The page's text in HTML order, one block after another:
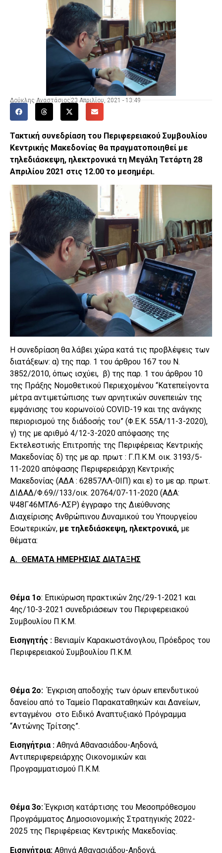
Δούκλης Αναστάσιος 23 Απριλίου, 2021 - 13:49
Τακτική συνεδρίαση του Περιφερειακού Συμβουλίου
Κεντρικής Μακεδονίας θα πραγματοποιηθεί με
τηλεδιάσκεψη, ηλεκτρονικά τη Μεγάλη Τετάρτη 28
Απριλίου 2021 στις 12.00 το μεσημέρι.
Η συνεδρίαση θα λάβει χώρα κατά τις προβλέψεις των
διατάξεων: α) της παρ. 1 του άρθρου 167 του Ν.
3852/2010, όπως ισχύει, β) της παρ. 1 του άρθρου 10
της Πράξης Νομοθετικού Περιεχομένου “Κατεπείγοντα
μέτρα αντιμετώπισης των αρνητικών συνεπειών της
εμφάνισης του κορωνοϊού COVID-19 και της ανάγκης
περιορισμού της διάδοσής του” (Φ.Ε.Κ. 55Α/11-3-2020),
γ) της με αριθμό 4/12-3-2020 απόφασης της
Εκτελεστικής Επιτροπής της Περιφέρειας Κεντρικής
Μακεδονίας δ) της με αρ. πρωτ : Γ.Π.Κ.Μ. οικ. 3193/5-
11-2020 απόφασης Περιφερειάρχη Κεντρικής
Μακεδονίας (ΑΔΑ : 62857ΛΛ-0ΙΠ) και ε) το με αρ. πρωτ.
ΔΙΔΑΔ/Φ.69//133/οικ. 20764/07-11-2020 (ΑΔΑ:
Ψ48Γ46ΜΤΛ6-ΛΣΡ) έγγραφο της Διεύθυνσης
Διαχείρισης Ανθρώπινου Δυναμικού του Υπουργείου
Εσωτερικών, με τηλεδιάσκεψη, ηλεκτρονικά, με
θέματα:
Α. ΘΕΜΑΤΑ ΗΜΕΡΗΣΙΑΣ ΔΙΑΤΑΞΗΣ
Θέμα 1ο: Επικύρωση πρακτικών 2ης/29-1-2021 και
4ης/10-3-2021 συνεδριάσεων του Περιφερειακού
Συμβουλίου Π.Κ.Μ.
Εισηγητής : Βενιαμίν Καρακωστάνογλου, Πρόεδρος του
Περιφερειακού Συμβουλίου Π.Κ.Μ.
Θέμα 2ο: Έγκριση αποδοχής των όρων επενδυτικού
δανείου από το Ταμείο Παρακαταθηκών και Δανείων,
ενταγμένου στο Ειδικό Αναπτυξιακό Πρόγραμμα
“Αντώνης Τρίτσης”.
Εισηγήτρια : Αθηνά Αθανασιάδου-Αηδονά,
Αντιπεριφερειάρχης Οικονομικών και
Προγραμματισμού Π.Κ.Μ.
Θέμα 3ο:Έγκριση κατάρτισης του Μεσοπρόθεσμου
Προγράμματος Δημοσιονομικής Στρατηγικής 2022-
2025 της Περιφέρειας Κεντρικής Μακεδονίας.
Εισηγήτρια: Αθηνά Αθανασιάδου-Αηδονά,